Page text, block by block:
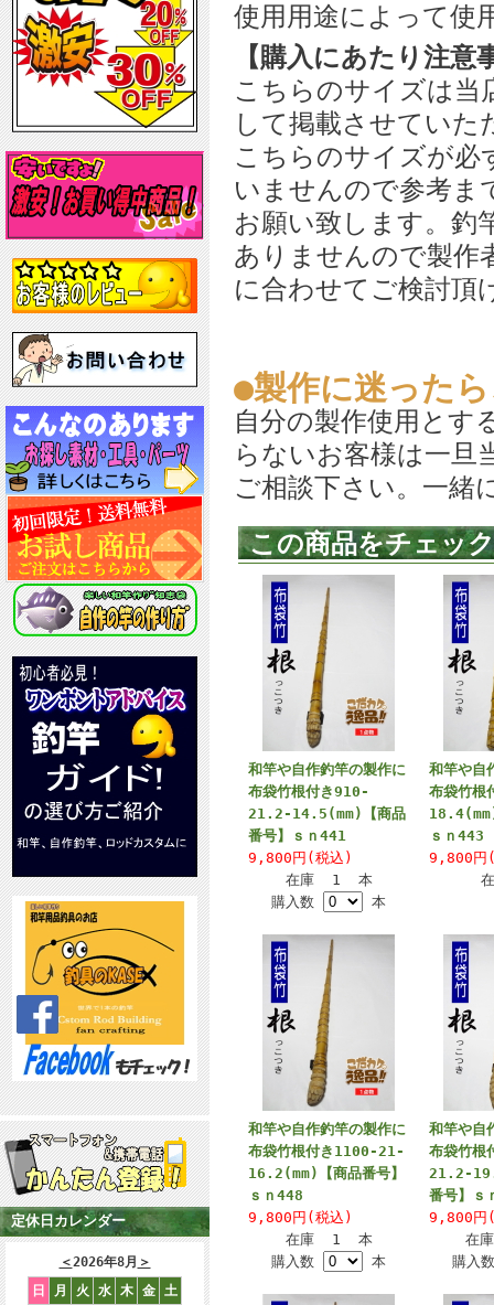
定休日カレンダー
＜2026年8月 ＞
日
月 火 水 木 金
土
使用用途によって使
【購入にあたり注意
こちらのサイズは当
して掲載させていた
こちらのサイズが必
いませんので参考ま
お願い致します。釣
ありませんので製作
に合わせてご検討頂
●製作に迷った
自分の製作使用とす
らないお客様は一旦
ご相談下さい。一緒
この商品をチェッ
和竿や自作釣竿の製作に
布袋竹根付き910-
21.2-14.5(mm)【商品
番号】ｓｎ441
9,800円(税込)
在庫 1 本
購入数
本
和竿や自
布袋竹
ｓｎ443
9,800円
和竿や自作釣竿の製作に
布袋竹根付き1100-21-
16.2(mm)【商品番号】
ｓｎ448
9,800円(税込)
在庫 1 本
購入数
本
和竿や自
布袋竹根
21.2-
番号】ｓ
9,800円
在
購入